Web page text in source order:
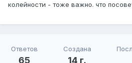
колейности - тоже важно. что
Ответов
65
Создана
14 г.